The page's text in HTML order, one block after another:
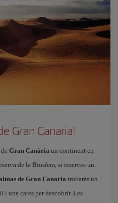
Gran Canaria!
Gran Canària un continent en
de la Biosfera, si reserves un
de Gran Canaria trobaràs un
i una cares per descobrir. Les